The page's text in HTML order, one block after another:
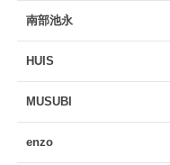
南部池永
HUIS
MUSUBI
enzo